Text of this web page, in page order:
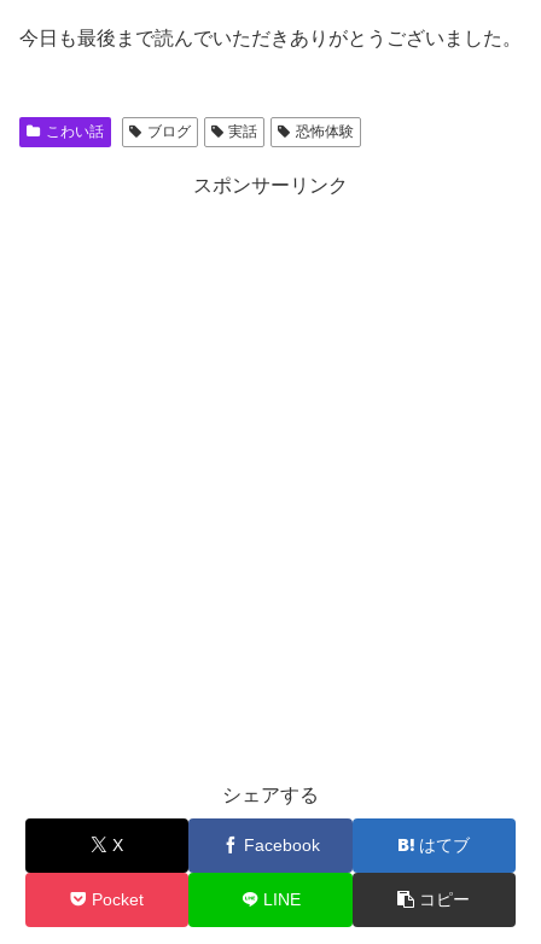
今日も最後まで読んでいただきありがとうございました。
こわい話 ブログ 実話 恐怖体験
スポンサーリンク
シェアする
X Facebook はてブ
Pocket LINE コピー